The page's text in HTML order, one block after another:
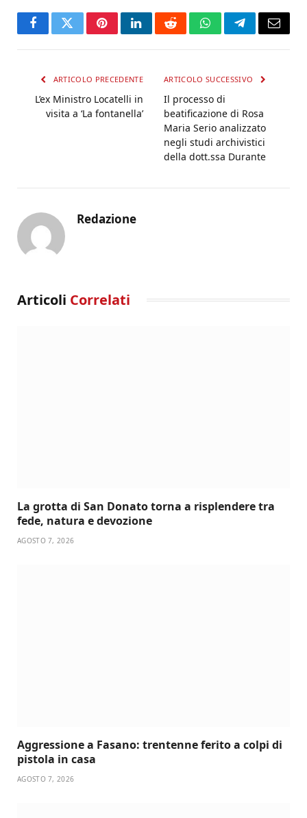
FacebookTwitterPinterestLinkedInRedditWhatsAppTelegramEmail
ARTICOLO PRECEDENTE
L’ex Ministro Locatelli in
visita a ‘La fontanella’
ARTICOLO SUCCESSIVO
Il processo di
beatificazione di Rosa
Maria Serio analizzato
negli studi archivistici
della dott.ssa Durante
Redazione
Articoli Correlati
La grotta di San Donato torna a risplendere tra
fede, natura e devozione
AGOSTO 7, 2026
Aggressione a Fasano: trentenne ferito a colpi di
pistola in casa
AGOSTO 7, 2026